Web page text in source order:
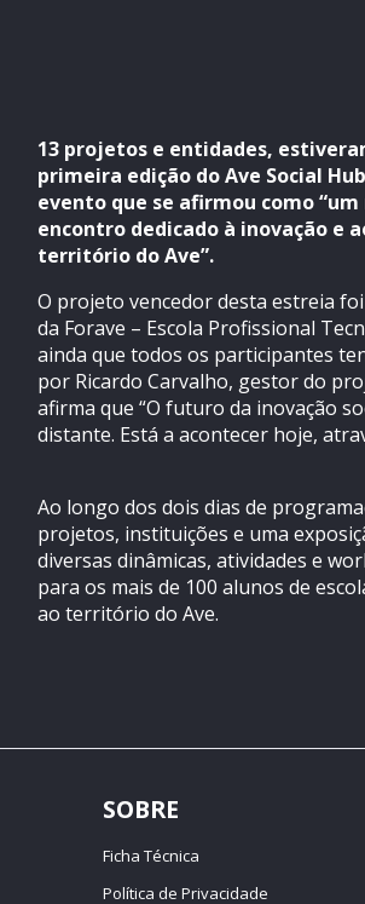
13 projetos e entidades,
primeira edição do Ave Social
evento que se afirmou como “um
encontro dedicado à inovação e
território do Ave”.
O projeto vencedor desta estreia
da Forave – Escola Profissional
ainda que todos os participantes
por Ricardo Carvalho, gestor do
afirma que “O futuro da inovação
distante. Está a acontecer hoje,
Ao longo dos dois dias de
projetos, instituições e uma
diversas dinâmicas, atividades e
para os mais de 100 alunos de
ao território do Ave.
SOBRE
Ficha Técnica
Política de Privacidade